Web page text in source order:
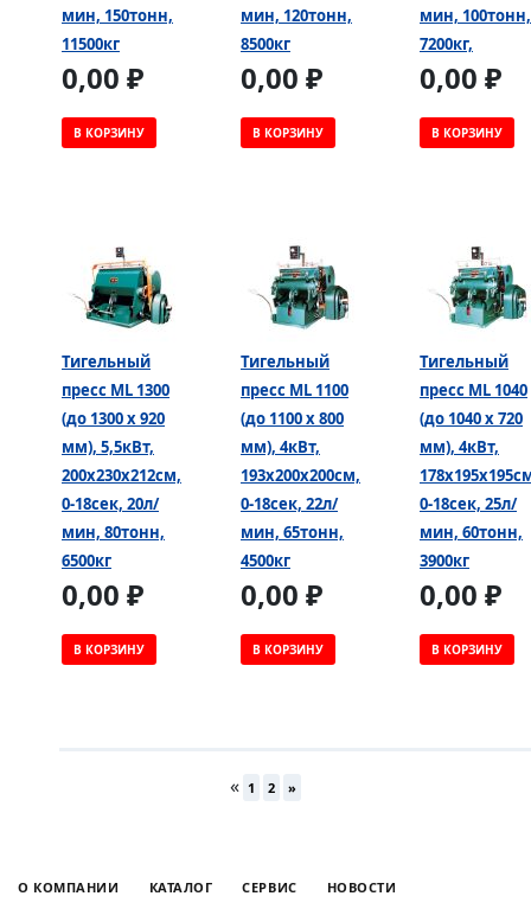
мин, 150тонн,
11500кг
0,00 ₽
В КОРЗИНУ
мин, 120тонн,
8500кг
0,00 ₽
В КОРЗИНУ
мин, 100тонн,
7200кг,
0,00 ₽
В КОРЗИНУ
Тигельный
пресс ML 1300
(до 1300 х 920
мм), 5,5кВт,
200х230х212см,
0-18сек, 20л/
мин, 80тонн,
6500кг
0,00 ₽
В КОРЗИНУ
Тигельный
пресс ML 1100
(до 1100 х 800
мм), 4кВт,
193х200х200см,
0-18сек, 22л/
мин, 65тонн,
4500кг
0,00 ₽
В КОРЗИНУ
Тигельный
пресс ML 1040
(до 1040 х 720
мм), 4кВт,
0-18сек, 25л/
мин, 60тонн,
3900кг
0,00 ₽
В КОРЗИНУ
« 1 2 »
О КОМПАНИИ КАТАЛОГ СЕРВИС
НОВОСТИ